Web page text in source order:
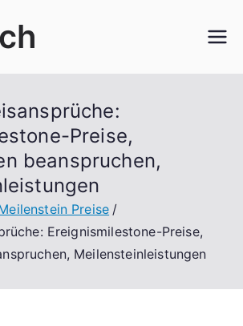
Preise,
beanspruchen,
Preise
Ereignismilestone-Preise,
Meilensteinleistungen